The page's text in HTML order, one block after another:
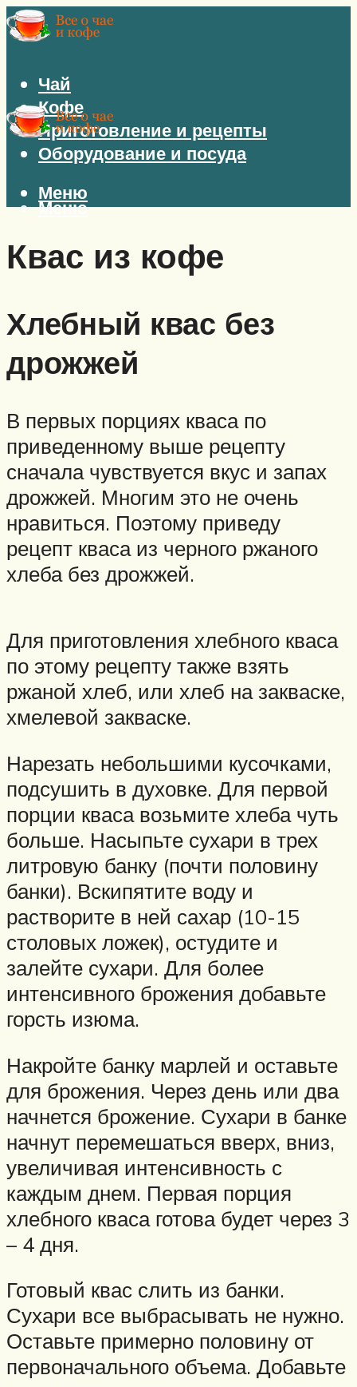
Чай
Кофе
Приготовление и рецепты
Оборудование и посуда
Меню
Меню
Квас из кофе
Хлебный квас без
дрожжей
В первых порциях кваса по
приведенному выше рецепту
сначала чувствуется вкус и запах
дрожжей. Многим это не очень
нравиться. Поэтому приведу
рецепт кваса из черного ржаного
хлеба без дрожжей.
Для приготовления хлебного кваса
по этому рецепту также взять
ржаной хлеб, или хлеб на закваске,
хмелевой закваске.
Нарезать небольшими кусочками,
подсушить в духовке. Для первой
порции кваса возьмите хлеба чуть
больше. Насыпьте сухари в трех
литровую банку (почти половину
банки). Вскипятите воду и
растворите в ней сахар (10-15
столовых ложек), остудите и
залейте сухари. Для более
интенсивного брожения добавьте
горсть изюма.
Накройте банку марлей и оставьте
для брожения. Через день или два
начнется брожение. Сухари в банке
начнут перемешаться вверх, вниз,
увеличивая интенсивность с
каждым днем. Первая порция
хлебного кваса готова будет через 3
– 4 дня.
Готовый квас слить из банки.
Сухари все выбрасывать не нужно.
Оставьте примерно половину от
первоначального объема. Добавьте